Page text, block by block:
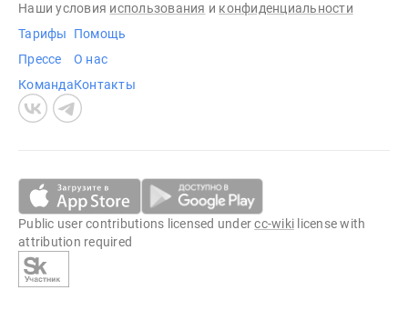
Наши условия использования и конфиденциальности
Тарифы
Прессе
Команда
Помощь
О нас
Контакты
Public user contributions licensed undercc-wiki license with
attribution required